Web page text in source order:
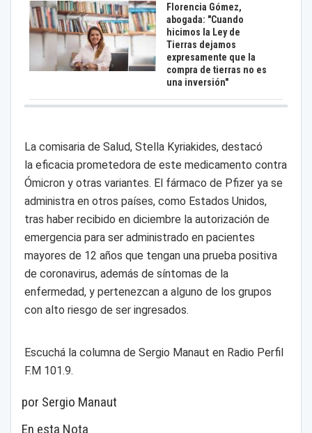
Florencia Gómez,
abogada: "Cuando
hicimos la Ley de
Tierras dejamos
expresamente que la
compra de tierras no es
una inversión"
La comisaria de Salud, Stella Kyriakides, destacó
la eficacia prometedora de este medicamento contra
Ómicron y otras variantes. El fármaco de Pfizer ya se
administra en otros países, como Estados Unidos,
tras haber recibido en diciembre la autorización de
emergencia para ser administrado en pacientes
mayores de 12 años que tengan una prueba positiva
de coronavirus, además de síntomas de la
enfermedad, y pertenezcan a alguno de los grupos
con alto riesgo de ser ingresados.
Escuchá la columna de Sergio Manaut en Radio Perfil
F.M 101.9.
por Sergio Manaut
En esta Nota